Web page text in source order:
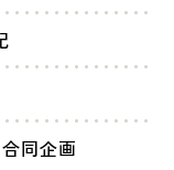
同企画